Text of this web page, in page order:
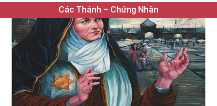
Các Thánh – Chứng Nhân